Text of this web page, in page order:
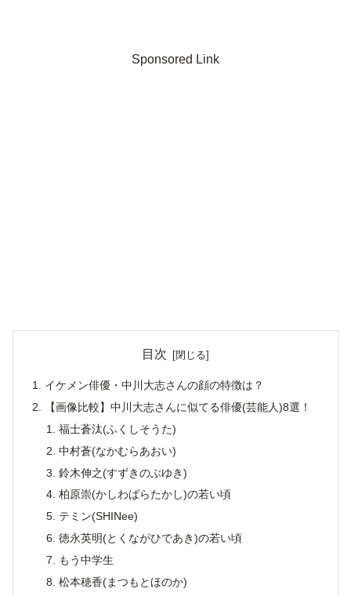
Sponsored Link
目次
イケメン俳優・中川大志さんの顔の特徴は？
【画像比較】中川大志さんに似てる俳優(芸能人)8選！
福士蒼汰(ふくしそうた)
中村蒼(なかむらあおい)
鈴木伸之(すずきのぶゆき)
柏原崇(かしわばらたかし)の若い頃
テミン(SHINee)
徳永英明(とくながひであき)の若い頃
もう中学生
松本穂香(まつもとほのか)